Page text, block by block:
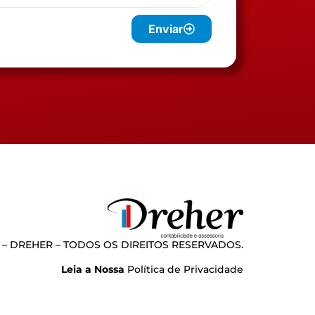
Enviar
DREHER – TODOS OS DIREITOS RESERVADOS.
Leia a Nossa Política de Privacidade